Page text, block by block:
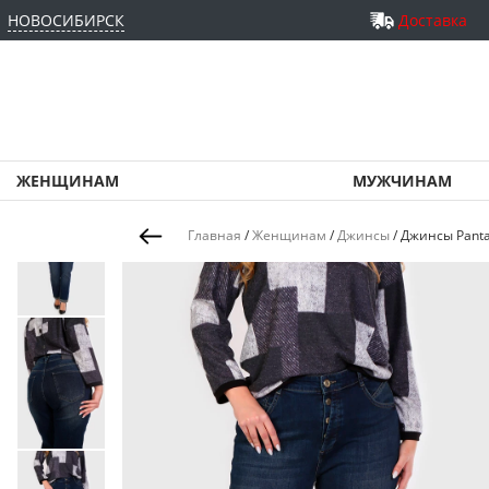
НОВОСИБИРСК Доставка
ЖЕНЩИНАМ МУЖЧИНАМ
Главная /Женщинам /Джинсы/Джинсы